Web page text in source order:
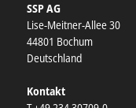
SSP AG
Lise-Meitner-Allee 30
44801 Bochum
Deutschland
Kontakt